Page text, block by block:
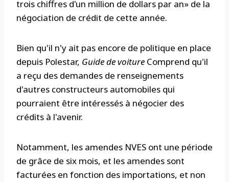
trois chiffres d'un million de dollars par an» de la
négociation de crédit de cette année.
Bien qu'il n'y ait pas encore de politique en place
depuis Polestar, Guide de voiture Comprend qu'il
a reçu des demandes de renseignements
d'autres constructeurs automobiles qui
pourraient être intéressés à négocier des
crédits à l'avenir.
Notamment, les amendes NVES ont une période
de grâce de six mois, et les amendes sont
facturées en fonction des importations, et non